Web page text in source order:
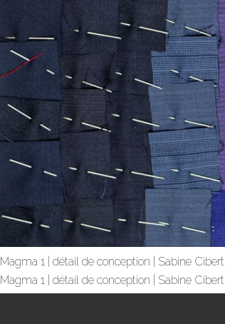
Magma 1 | détail de conception | Sabine Cibert
Magma 1 | détail de conception | Sabine Cibert